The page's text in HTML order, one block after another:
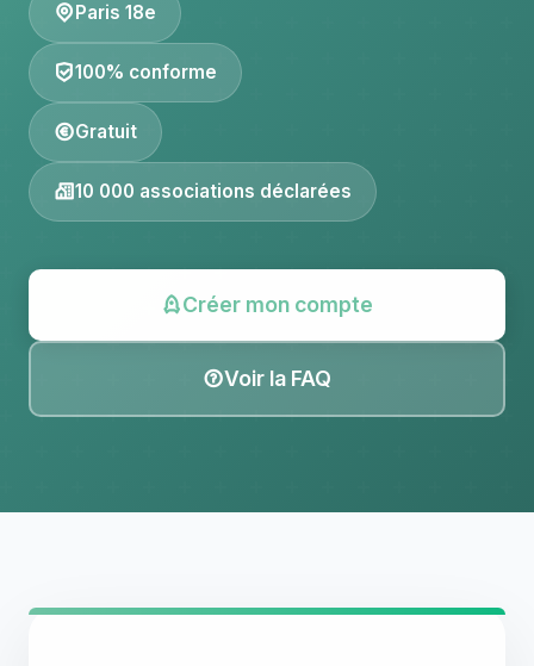
Paris 18e
100% conforme
Gratuit
10 000 associations déclarées
Créer mon compte
Voir la FAQ